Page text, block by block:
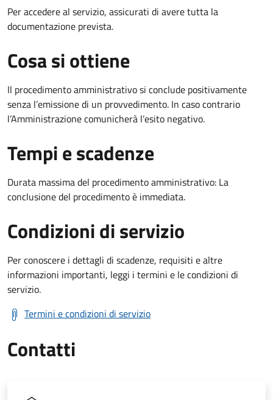
Per accedere al servizio, assicurati di avere tutta la
documentazione prevista.
Cosa si ottiene
Il procedimento amministrativo si conclude positivamente
senza l’emissione di un provvedimento. In caso contrario
l’Amministrazione comunicherà l’esito negativo.
Tempi e scadenze
Durata massima del procedimento amministrativo: La
conclusione del procedimento è immediata.
Condizioni di servizio
Per conoscere i dettagli di scadenze, requisiti e altre
informazioni importanti, leggi i termini e le condizioni di
servizio.
Termini e condizioni di servizio
Contatti